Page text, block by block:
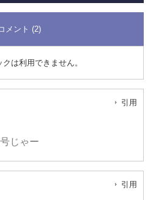
メント (2)
クは利用できません。
引用
じゃー
引用